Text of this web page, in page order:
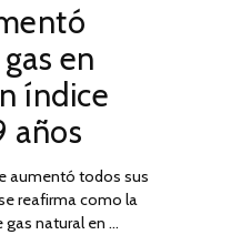
2025
en
índice
años
aumentó todos sus
reafirma como la
natural en …